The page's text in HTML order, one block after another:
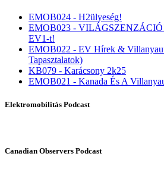
EMOB024 - H2ülyeség!
EMOB023 -
EV1-t!
EMOB022 - EV Hírek &
Tapasztalatok)
KB079 - Karácsony 2k25
EMOB021 - Kanada És A
Elektromobilitás Podcast
Canadian Observers Podcast